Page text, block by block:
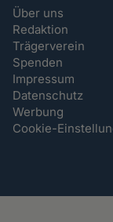
Über uns
Redaktion
Trägerverein
Spenden
Impressum
Datenschutz
Werbung
Cookie-